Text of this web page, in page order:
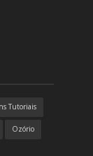
Tutoriais
Ozório